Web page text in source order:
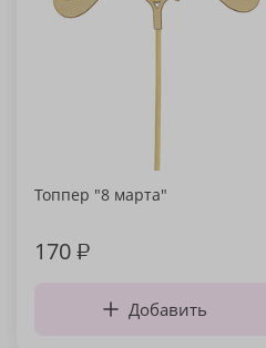
Топпер "8 марта"
170₽
Добавить